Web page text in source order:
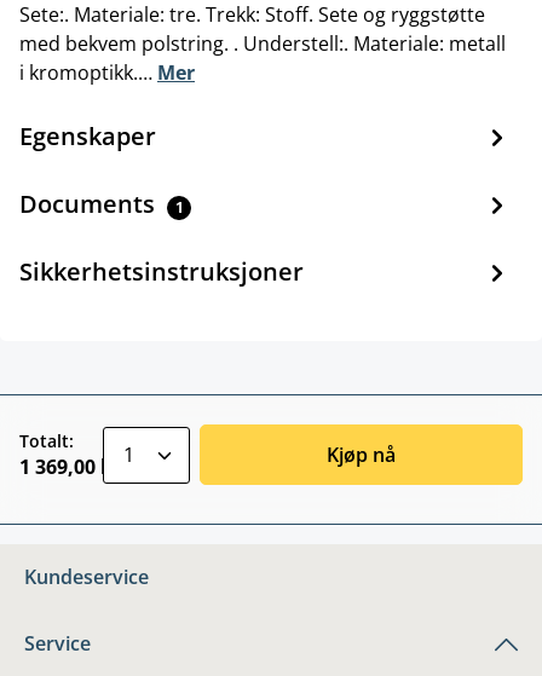
Sete:. Materiale: tre. Trekk: Stoff. Sete og ryggstøtte
med bekvem polstring. . Understell:. Materiale: metall
i kromoptikk.… Mer
Egenskaper
Documents 1
Sikkerhetsinstruksjoner
Totalt:
1 369,00 kr Kjøp nå
Kundeservice
Service